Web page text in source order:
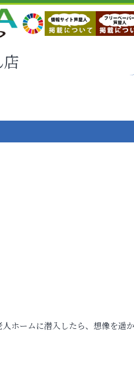
ホームに潜入したら、想像を遥